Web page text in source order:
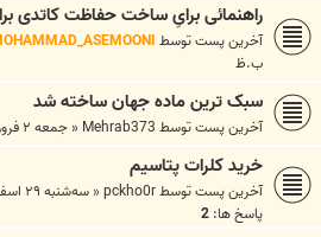
راهنمائی برایِ ساخت حفاظت کاتدی
آخرین پست توسط
ب.ظ
سبک ترین ماده جهان ساخته شد
آخرین پست توسطMehrab373
« جمعه ۲ فروردین ۱۳۹۲, ۲:۲۱ ب.ظ
خرید کلرات پتاسیم
آخرین پست توسطpckho0r
« سه‌شنبه ۲۹ اسفند ۱۳۹۱, ۳:۵۲ ب.ظ
پاسخ ها: 2